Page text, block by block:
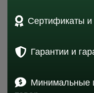
Сертификаты и
Гарантии и
Минимальные